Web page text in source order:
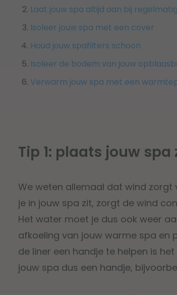
Laat jouw spa altijd aan bij
Isoleer jouw spa met een cover
Houd jouw spafilters schoon
Isoleer de bodem van jouw
Verwarm jouw spa met een
Tip 1: plaats jouw
We weten allemaal dat wind zorgt
je in jouw spa zit, zorgt de wind
Het water moet je dus ook weer
afkoeling van jouw warme spa en
de liner een handje te helpen is
jouw spa dus een handje,